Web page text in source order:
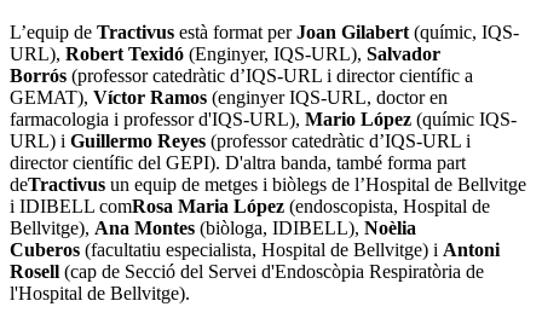
L’equip de Tractivus està format perJoan Gilabert (químic, IQS-
URL), Robert Texidó (Enginyer, IQS-URL), Salvador
Borrós (professor catedràtic d’IQS-URL i director científic a
GEMAT), Víctor Ramos (enginyer IQS-URL, doctor en
farmacologia i professor d'IQS-URL), Mario López (químic IQS-
URL) i Guillermo Reyes (professor catedràtic d’IQS-URL i
director científic del GEPI). D'altra banda, també forma part
deTractivus un equip de metges i biòlegs de l’Hospital de Bellvitge
i IDIBELL comRosa Maria López (endoscopista, Hospital de
Bellvitge), Ana Montes (biòloga, IDIBELL), Noèlia
Cuberos (facultatiu especialista, Hospital de Bellvitge) i Antoni
Rosell (cap de Secció del Servei d'Endoscòpia Respiratòria de
l'Hospital de Bellvitge).